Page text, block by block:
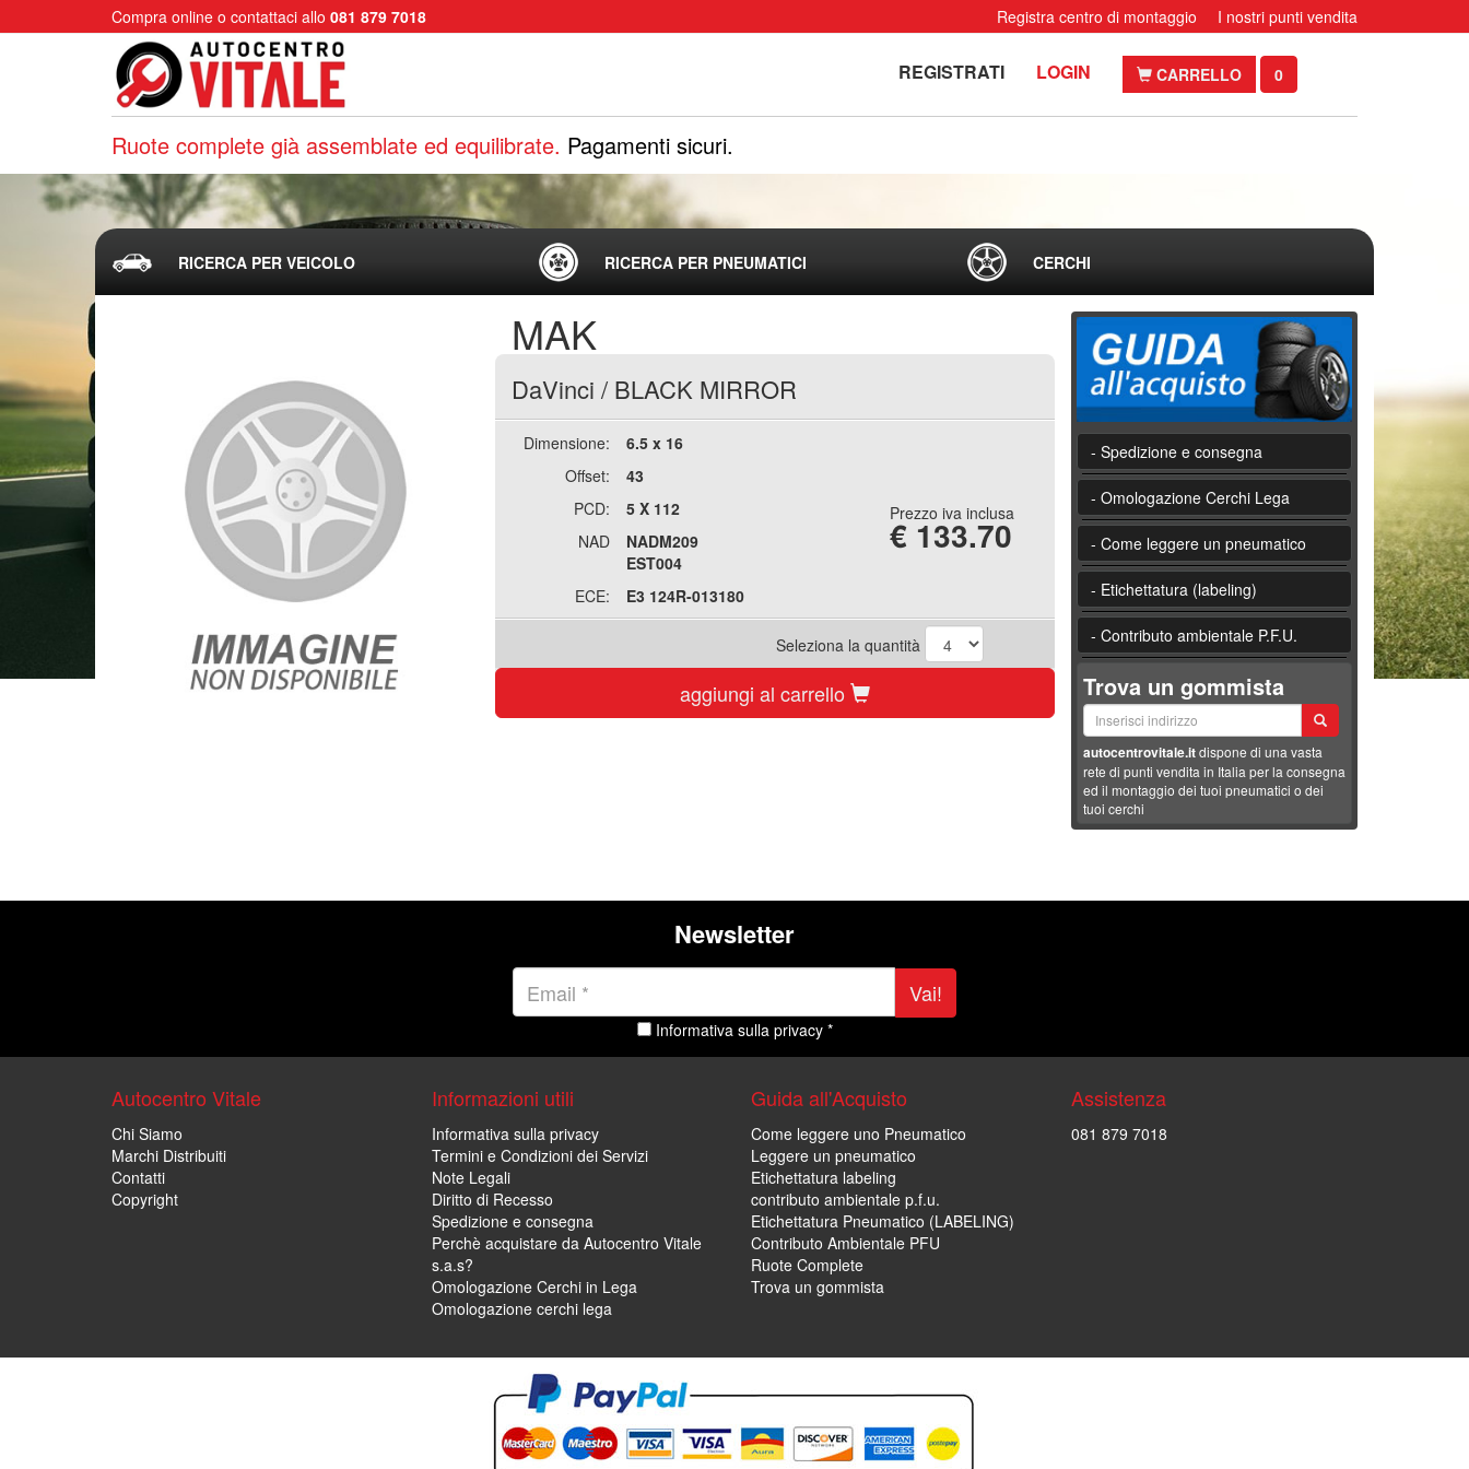
Compra online o contattaci allo 081 879 7018 Registra centro di montaggio I nostri punti vendita
REGISTRATI LOGIN CARRELLO 0
Ruote complete già assemblate ed equilibrate. Pagamenti sicuri.
RICERCA PER VEICOLO RICERCA PER PNEUMATICI CERCHI
MAK
DaVinci / BLACK MIRROR
Dimensione:
6.5 x 16
Offset:
43
PCD:
5 X 112
NAD
NADM209
EST004
ECE:
E3 124R-013180
Prezzo iva inclusa
€ 133.70
Seleziona la quantità
aggiungi al carrello
- Spedizione e consegna
- Omologazione Cerchi Lega
- Come leggere un pneumatico
- Etichettatura (labeling)
- Contributo ambientale P.F.U.
Trova un gommista
autocentrovitale.itdispone di una vasta
rete di punti vendita in Italia per la consegna
ed il montaggio dei tuoi pneumatici o dei
tuoi cerchi
Newsletter
Vai!
Informativa sulla privacy *
Autocentro Vitale
Chi Siamo
Marchi Distribuiti
Contatti
Copyright
Informazioni utili
Informativa sulla privacy
Termini e Condizioni dei Servizi
Note Legali
Diritto di Recesso
Spedizione e consegna
Perchè acquistare da Autocentro Vitale
s.a.s?
Omologazione Cerchi in Lega
Omologazione cerchi lega
Guida all'Acquisto
Come leggere uno Pneumatico
Leggere un pneumatico
Etichettatura labeling
contributo ambientale p.f.u.
Etichettatura Pneumatico (LABELING)
Contributo Ambientale PFU
Ruote Complete
Trova un gommista
Assistenza
081 879 7018